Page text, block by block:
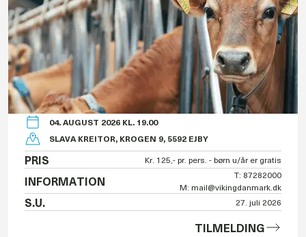
04. AUGUST 2026 KL. 19.00
SLAVA KREITOR, KROGEN 9, 5592 EJBY
PRIS Kr. 125,- pr. pers. - børn u/år er gratis
INFORMATION
T: 87282000
M: mail@vikingdanmark.dk
S.U. 27. juli 2026
TILMELDING